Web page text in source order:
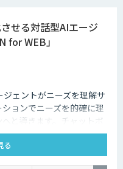
せる対話型AIエージ
for WEB」
ェントがニーズを理解サ
ョンでニーズを的確に理
と導きます。チャットボ
ジタル広報担当です。
る